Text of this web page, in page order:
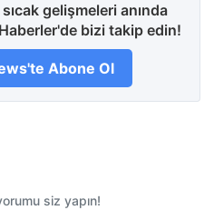
gelişmeleri anında
bizi takip edin!
Abone Ol
siz yapın!